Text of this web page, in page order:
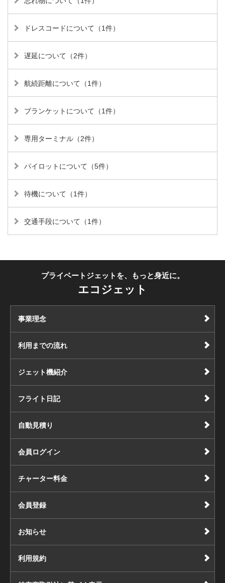
ドレスコードについて（1件）
遅延について（2件）
航続距離について（1件）
ブランケットについて（1件）
専用ターミナル（2件）
パイロットについて（5件）
待機について（1件）
交通手段について（1件）
プライベートジェットを、もっと身近に。
エコジェット
事業理念
利用までの流れ
ジェット機紹介
フライト日記
自動見積り
会員ログイン
チャーター料金
会員登録
お知らせ
利用規約